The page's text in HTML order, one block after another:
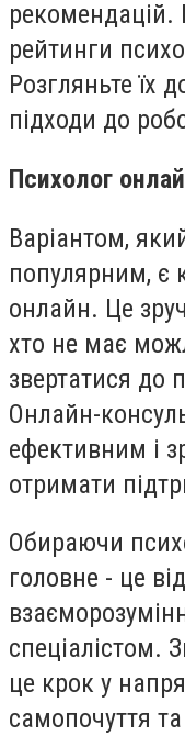
рекомендацій.
рейтинги
Розгляньте їх
підходи до
Психолог
Варіантом,
популярним, є
онлайн. Це
хто не має
звертатися до
Онлайн-
ефективним і
отримати
Обираючи
головне - це
спеціалістом.
це крок у
самопочуття